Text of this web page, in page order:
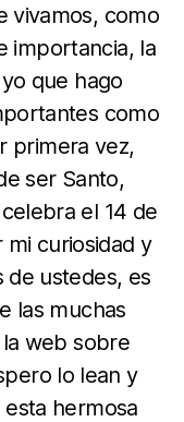
vivamos, como
importancia, la
que hago
como
primera vez,
ser Santo,
el 14 de
curiosidad y
de ustedes, es
las muchas
web sobre
lo lean y
hermosa